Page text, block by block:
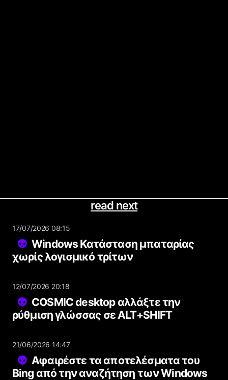
read next
17/07/2026 08:15
Windows Κατάσταση μπαταρίας
χωρίς λογισμικό τρίτων
12/07/2026 20:18
COSMIC desktop αλλάξτε την
ρύθμιση γλώσσας σε ALT+SHIFT
21/06/2026 14:47
Αφαιρέστε τα αποτελέσματα του
Bing από την αναζήτηση των Windows